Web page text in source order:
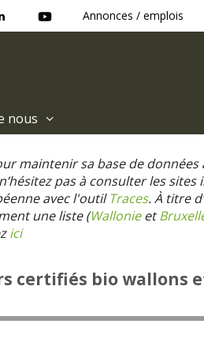
Annonces / emplois
nous
maintenir sa base de
pas à consulter les
avec l'outilTraces. À titre
une liste (Wallonieet
ici
certifiés bio wallons